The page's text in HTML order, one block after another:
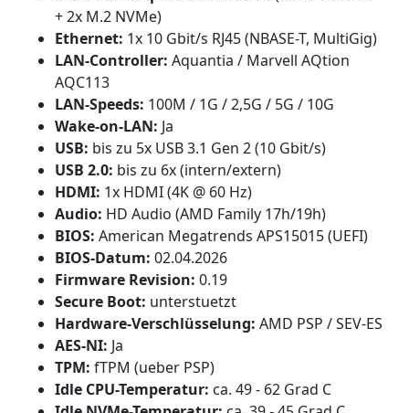
+ 2x M.2 NVMe)
Ethernet: 1x 10 Gbit/s RJ45 (NBASE-T, MultiGig)
LAN-Controller: Aquantia / Marvell AQtion
AQC113
LAN-Speeds: 100M / 1G / 2,5G / 5G / 10G
Wake-on-LAN: Ja
USB: bis zu 5x USB 3.1 Gen 2 (10 Gbit/s)
USB 2.0: bis zu 6x (intern/extern)
HDMI: 1x HDMI (4K @ 60 Hz)
Audio: HD Audio (AMD Family 17h/19h)
BIOS: American Megatrends APS15015 (UEFI)
BIOS-Datum: 02.04.2026
Firmware Revision: 0.19
Secure Boot: unterstuetzt
Hardware-Verschlüsselung: AMD PSP / SEV-ES
AES-NI: Ja
TPM: fTPM (ueber PSP)
Idle CPU-Temperatur: ca. 49 - 62 Grad C